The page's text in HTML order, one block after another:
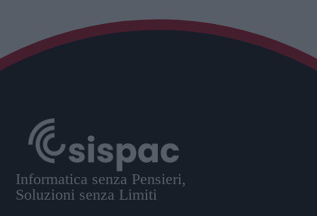
Informatica senza Pensieri,
Soluzioni senza Limiti